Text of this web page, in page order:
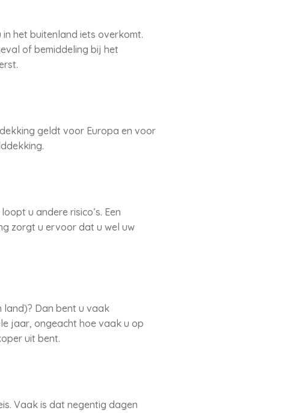
het buitenland iets overkomt.
of bemiddeling bij het
geldt voor Europa en voor
u andere risico’s. Een
zorgt u ervoor dat u wel uw
land)? Dan bent u vaak
jaar, ongeacht hoe vaak u op
uit bent.
Vaak is dat negentig dagen